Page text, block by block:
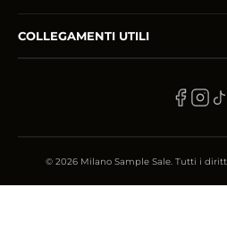
COLLEGAMENTI UTILI
© 2026 Milano Sample Sale. Tutti i diritti